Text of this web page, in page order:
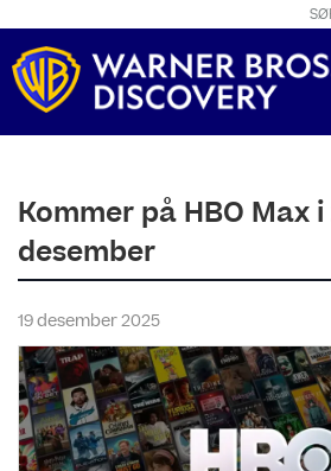
Kommer på HBO Max
desember
19 desember 2025